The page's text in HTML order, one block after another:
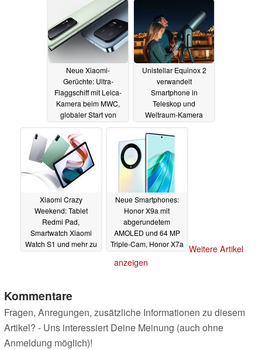
Neue Xiaomi-
Gerüchte: Ultra-
Flaggschiff mit Leica-
Kamera beim MWC,
globaler Start von
MIUI 14 in Kürze
09.01.2023
Unistellar Equinox 2
verwandelt
Smartphone in
Teleskop und
Weltraum-Kamera
Xiaomi Crazy
Weekend: Tablet
Redmi Pad,
Smartwatch Xiaomi
Watch S1 und mehr zu
Neue Smartphones:
Honor X9a mit
abgerundetem
AMOLED und 64 MP
Triple-Cam, Honor X7a
06.01.2023
Weitere Artikel
anzeigen
Kommentare
Fragen, Anregungen, zusätzliche Informationen zu diesem
Artikel? - Uns interessiert Deine Meinung (auch ohne
Anmeldung möglich)!